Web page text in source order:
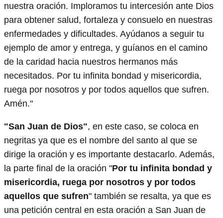
nuestra oración. Imploramos tu intercesión ante Dios
para obtener salud, fortaleza y consuelo en nuestras
enfermedades y dificultades. Ayúdanos a seguir tu
ejemplo de amor y entrega, y guíanos en el camino
de la caridad hacia nuestros hermanos más
necesitados. Por tu infinita bondad y misericordia,
ruega por nosotros y por todos aquellos que sufren.
Amén."
"San Juan de Dios", en este caso, se coloca en
negritas ya que es el nombre del santo al que se
dirige la oración y es importante destacarlo. Además,
la parte final de la oración "Por tu infinita bondad y
misericordia, ruega por nosotros y por todos
aquellos que sufren" también se resalta, ya que es
una petición central en esta oración a San Juan de